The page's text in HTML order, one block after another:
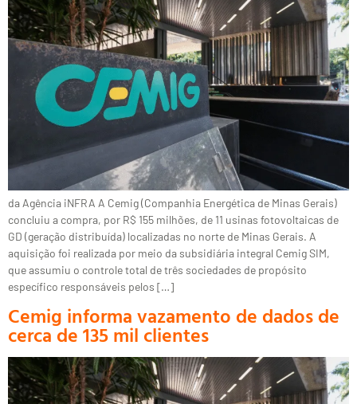
da Agência iNFRA A Cemig (Companhia Energética de Minas Gerais)
concluiu a compra, por R$ 155 milhões, de 11 usinas fotovoltaicas de
GD (geração distribuída) localizadas no norte de Minas Gerais. A
aquisição foi realizada por meio da subsidiária integral Cemig SIM,
que assumiu o controle total de três sociedades de propósito
específico responsáveis pelos […]
Cemig informa vazamento de dados de
cerca de 135 mil clientes